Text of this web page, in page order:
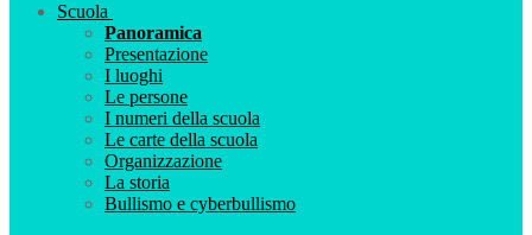
Scuola
Panoramica
Presentazione
I luoghi
Le persone
I numeri della scuola
Le carte della scuola
Organizzazione
La storia
Bullismo e cyberbullismo